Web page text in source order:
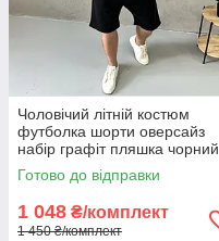
Чоловічий літній костюм
футболка шорти оверсайз
набір графіт пляшка чорний
сірий коричневий бежевий
блакитний
Готово до відправки
1 048 ₴/комплект
1 450 ₴/комплект